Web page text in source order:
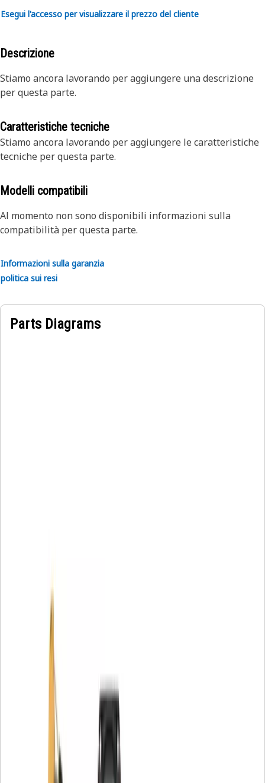
Esegui l'accesso per visualizzare il prezzo del cliente
Descrizione
Stiamo ancora lavorando per aggiungere una descrizione
per questa parte.
Caratteristiche tecniche
Stiamo ancora lavorando per aggiungere le caratteristiche
tecniche per questa parte.
Modelli compatibili
Al momento non sono disponibili informazioni sulla
compatibilità per questa parte.
Informazioni sulla garanzia
politica sui resi
Parts Diagrams